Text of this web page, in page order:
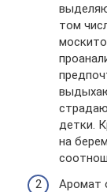
том
детки.
на
Аромат